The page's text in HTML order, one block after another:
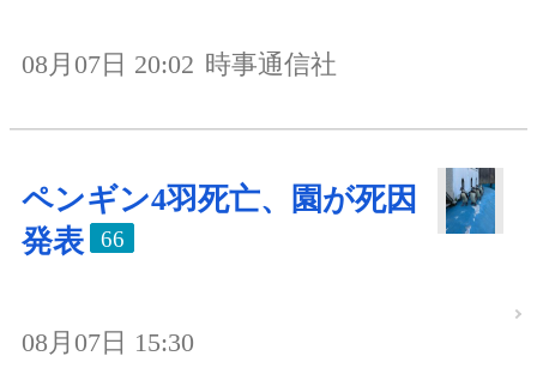
08月07日 20:02 時事通信社
ペンギン4羽死亡、園が死因
発表
66
08月07日 15:30